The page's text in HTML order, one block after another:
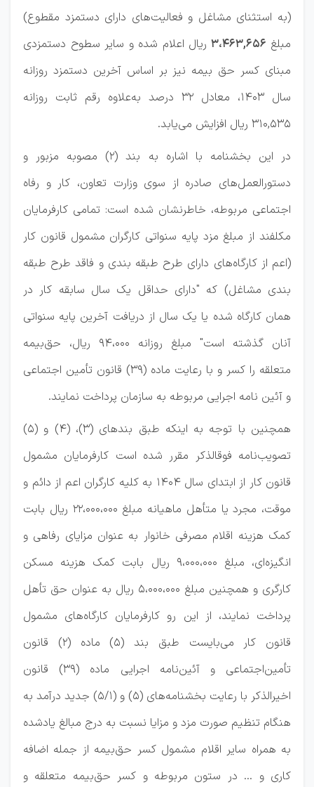
(به استثنای مشاغل و فعالیت‌های دارای دستمزد مقطوع)
مبلغ ۳،۴۶۳,۶۵۶ ریال اعلام شده و سایر سطوح دستمزدی
مبنای کسر حق بیمه نیز بر اساس آخرین دستمزد روزانه
سال ۱۴۰۳، معادل ۳۲ درصد به‌علاوه رقم ثابت روزانه
۳۱۰,۵۳۵ ریال افزایش می‌یابد.
در این بخشنامه با اشاره به بند (۲) مصوبه مزبور و
دستورالعمل‌های صادره از سوی وزارت تعاون، کار و رفاه
اجتماعی مربوطه، خاطرنشان شده است: تمامی کارفرمایان
مکلفند از مبلغ مزد پایه سنواتی کارگران مشمول قانون کار
(اعم از کارگاه‌های دارای طرح طبقه بندی و فاقد طرح طبقه
بندی مشاغل) که "دارای حداقل یک سال سابقه کار در
همان کارگاه شده یا یک سال از دریافت آخرین پایه سنواتی
آنان گذشته است" مبلغ روزانه ۹۴،۰۰۰ ریال، حق‌بیمه
متعلقه را کسر و با رعایت ماده (۳۹) قانون تأمین اجتماعی
و آئین نامه اجرایی مربوطه به سازمان پرداخت نمایند.
همچنین با توجه به اینکه طبق بندهای (۳)، (۴) و (۵)
تصویب‌نامه فوق‏الذکر مقرر شده است کارفرمایان مشمول
قانون کار از ابتدای سال ۱۴۰۴ به کلیه کارگران اعم از دائم و
موقت، مجرد یا متأهل ماهیانه مبلغ ۲۲،۰۰۰،۰۰۰ ریال بابت
کمک هزینه اقلام مصرفی خانوار به عنوان مزایای رفاهی و
انگیزه‌ای، مبلغ ۹،۰۰۰،۰۰۰ ریال بابت کمک هزینه مسکن
کارگری و همچنین مبلغ ۵،۰۰۰،۰۰۰ ریال به عنوان حق تأهل
پرداخت نمایند، از این رو کارفرمایان کارگاه‌های مشمول
قانون کار می‌بایست طبق بند (۵) ماده (۲) قانون
تأمین‌اجتماعی و آئین‌نامه اجرایی ماده (۳۹) قانون
اخیرالذکر با رعایت بخشنامه‌های (۵) و (۱‏‏/۵) جدید درآمد به
هنگام تنظیم صورت مزد و مزایا نسبت به درج مبالغ یادشده
به همراه سایر اقلام مشمول کسر حق‌بیمه از جمله اضافه
کاری و … در ستون مربوطه و کسر حق‌بیمه متعلقه و